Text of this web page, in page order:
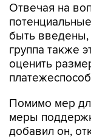
Отвечая на
быть введены,
группа также
оценить
Помимо мер
меры
добавил он,